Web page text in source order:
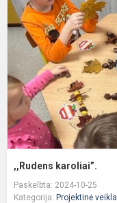
,,Rudens karoliai”.
Paskelbta: 2024-10-25
Kategorija: Projektinė veikla